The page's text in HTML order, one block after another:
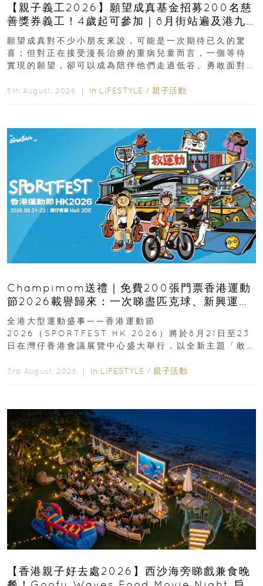
【親子義工2026】願望成真基金招募200名慈
善獎券義工！4歲起可參加｜8月街站遍及港九
新界
願望成真對不少小朋友來說，可能是一次期待已久的驚
喜；但對正在接受漫長治療的重病兒童而言，一個等待
實現的願望，卻可以成為陪伴他們走過低谷、勇敢面對
5th August, 2026 ｜ In LIFESTYLE / 親子活動
Champimom送禮｜免費200張門票香港運動
節2026載譽歸來：一次睇盡匹克球、新興運
動、街舞比賽＋逾百運動品牌展覽
全港大型運動盛事——香港運動節
2026（SPORTFEST HK 2026）將於8月21日至23
日在灣仔香港會議展覽中心盛大舉行，以全新主題「敢
3rd August, 2026 ｜ In LIFESTYLE / 親子活動
【香港親子好去處2026】西沙海旁睇戲兼食晚